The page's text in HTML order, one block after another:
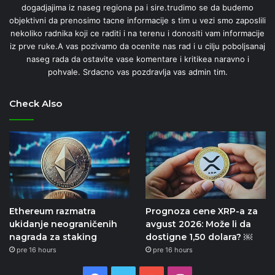
dogadjajima iz naseg regiona pa i sire.trudimo se da budemo
objektivni da prenosimo tacne informacije s tim u vezi smo zaposlili
nekoliko radnika koji ce raditi i na terenu i donositi vam informacije
iz prve ruke.A vas pozivamo da ocenite nas rad i u cilju poboljsanaj
naseg rada da ostavite vase komentare i kritikea naravno i
pohvale. Srdacno vas pozdravlja vas admin tim.
Check Also
Ethereum razmatra
ukidanje neograničenih
nagrada za staking
pre 16 hours
Prognoza cene XRP-a za
avgust 2026: Može li da
dostigne 1,50 dolara? ￼
pre 16 hours